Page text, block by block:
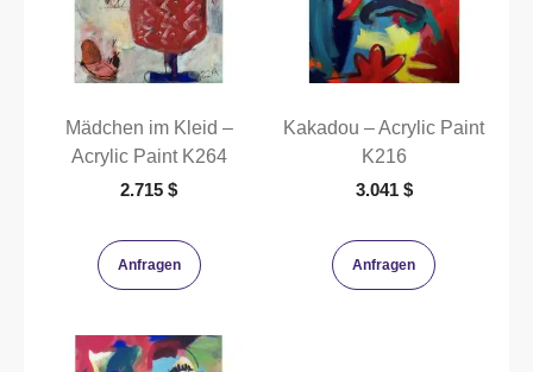
Mädchen im Kleid –
Acrylic Paint K264
2.715$
Anfragen
Kakadou – Acrylic Paint
K216
3.041 $
Anfragen